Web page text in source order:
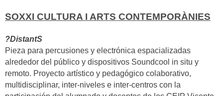
SOXXI CULTURA I ARTS CONTEMPORÀNIES
?DistantS
Pieza para percusiones y electrónica espacializadas
alrededor del público y dispositivos Soundcool in situ y
remoto. Proyecto artístico y pedagógico colaborativo,
multidisciplinar, inter-niveles e inter-centros con la